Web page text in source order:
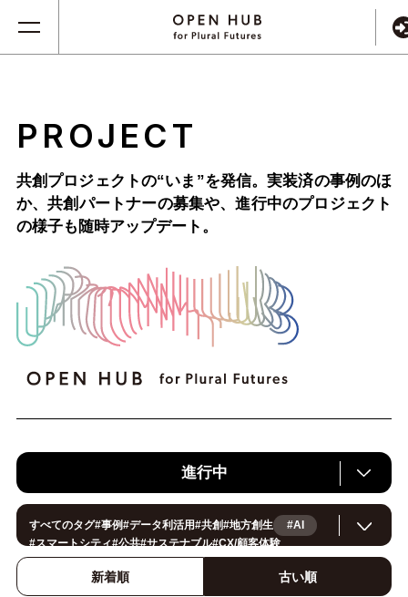
PROJECT
共創プロジェクトの“いま”を発信。実装済の事例のほ
か、共創パートナーの募集や、進行中のプロジェクト
の様子も随時アップデート。
進行中
すべてのタグ#事例#データ利活用#共創#地方創生
#AI
#スマートシティ#公共#サステナブル#CX/顧客体験
#ヘルスケア#環境・エネルギー#働き方改革
イノベーション#IoT
スマートファクトリー
新着順 古い順